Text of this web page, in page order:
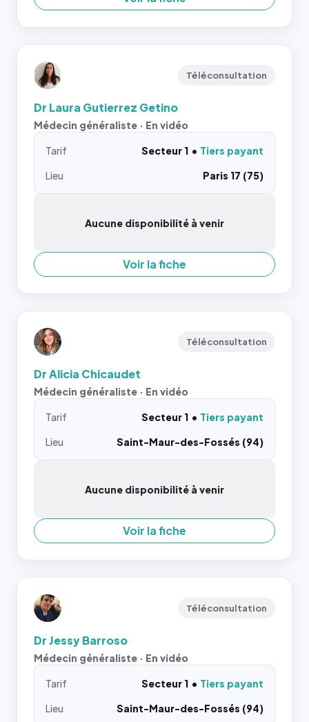
Téléconsultation
Dr Laura Gutierrez Getino
Médecin généraliste · En vidéo
Tarif Secteur 1
Tiers payant
Lieu
Paris 17 (75)
Aucune disponibilité à venir
Voir la fiche
Téléconsultation
Dr Alicia Chicaudet
Médecin généraliste · En vidéo
Tarif Secteur 1
Tiers payant
Lieu
Saint-Maur-des-Fossés (94)
Aucune disponibilité à venir
Voir la fiche
Téléconsultation
Dr Jessy Barroso
Médecin généraliste · En vidéo
Tarif Secteur 1
Tiers payant
Lieu
Saint-Maur-des-Fossés (94)